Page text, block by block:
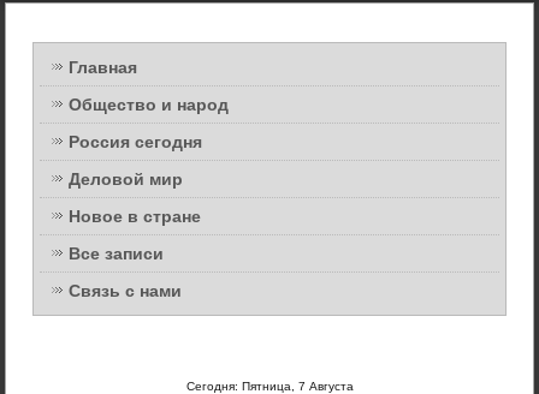
Главная
Общество и народ
Россия сегодня
Деловой мир
Новое в стране
Все записи
Связь с нами
Сегодня: Пятница, 7 Августа